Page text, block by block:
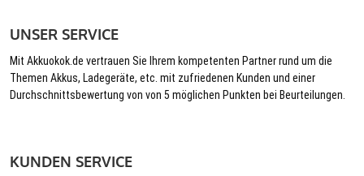
UNSER SERVICE
Mit Akkuokok.de vertrauen Sie Ihrem kompetenten Partner rund um die
Themen Akkus, Ladegeräte, etc. mit zufriedenen Kunden und einer
Durchschnittsbewertung von von 5 möglichen Punkten bei Beurteilungen.
KUNDEN SERVICE